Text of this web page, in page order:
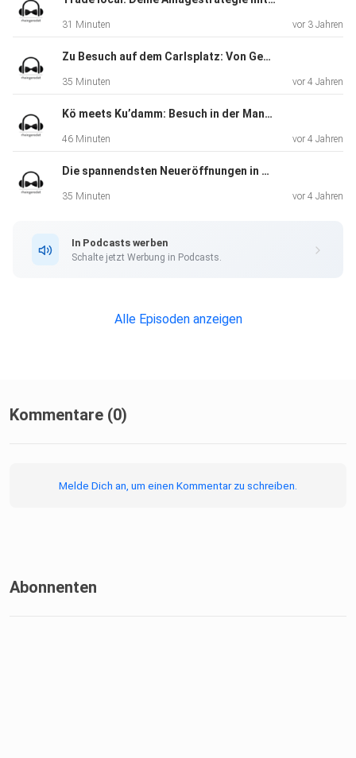
31 Minuten vor 3 Jahren
Zu Besuch auf dem Carlsplatz: Von Genuss und guter Gesellschaft
35 Minuten vor 4 Jahren
Kö meets Ku’damm: Besuch in der Manufaktur von KPM Berlin
46 Minuten vor 4 Jahren
Die spannendsten Neueröffnungen in Düsseldorf
35 Minuten vor 4 Jahren
In Podcasts werben
Schalte jetzt Werbung in Podcasts.
Alle Episoden anzeigen
Kommentare (0)
Melde Dich an, um einen Kommentar zu schreiben.
Abonnenten